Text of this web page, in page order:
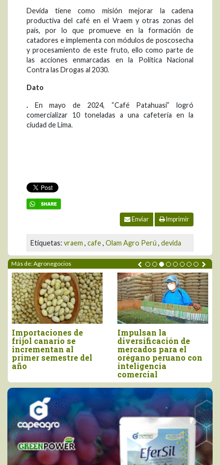
Devida tiene como misión mejorar la cadena
productiva del café en el Vraem y otras zonas del
país, por lo que promueve en la formación de
catadores e implementa con módulos de poscosecha
y procesamiento de este fruto, ello como parte de
las acciones enmarcadas en la Política Nacional
Contra las Drogas al 2030.
Dato
. En mayo de 2024, “Café Patahuasi” logró
comercializar 10 toneladas a una cafetería en la
ciudad de Lima.
Enviar Imprimir
Etiquetas: vraem , cafe, Olam Agro Perú , devida
Más de: Agronegocios
Importaciones de
frijol canario se
incrementan al
primer semestre del
año
Impulsan la
diversificación de
mercados para el
orégano peruano con
inteligencia
comercial